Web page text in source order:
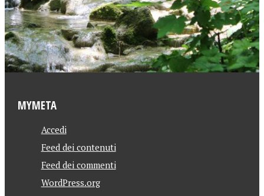
MYMETA
Accedi
Feed dei contenuti
Feed dei commenti
WordPress.org